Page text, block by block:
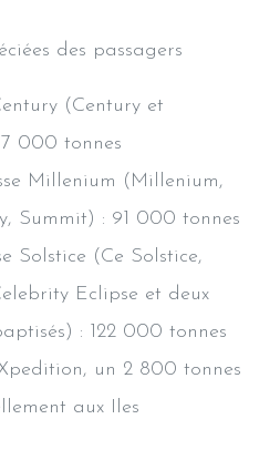
des passagers
(Century et
000 tonnes
Millenium (Millenium,
Summit) : 91 000 tonnes
Solstice (Ce Solstice,
Eclipse et deux
: 122 000 tonnes
un 2 800 tonnes
aux Iles